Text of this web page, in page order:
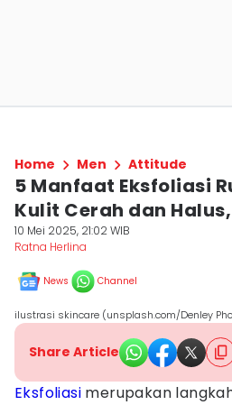
Home Men Attitude
5 Manfaat Eksfoliasi
Kulit Cerah dan
10 Mei 2025, 21:02 WIB
Ratna Herlina
News Channel
ilustrasi skincare (unsplash.com/Denley
Share Article
Eksfoliasi merupakan